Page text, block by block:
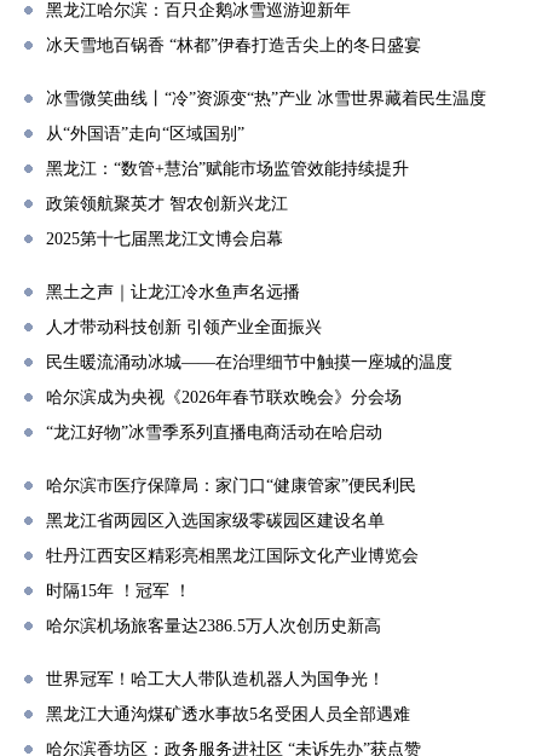
黑龙江哈尔滨：百只企鹅冰雪巡游迎新年
冰天雪地百锅香 “林都”伊春打造舌尖上的冬日盛宴
冰雪微笑曲线丨“冷”资源变“热”产业 冰雪世界藏着民生温度
从“外国语”走向“区域国别”
黑龙江：“数管+慧治”赋能市场监管效能持续提升
政策领航聚英才 智农创新兴龙江
2025第十七届黑龙江文博会启幕
黑土之声｜让龙江冷水鱼声名远播
人才带动科技创新 引领产业全面振兴
民生暖流涌动冰城——在治理细节中触摸一座城的温度
哈尔滨成为央视《2026年春节联欢晚会》分会场
“龙江好物”冰雪季系列直播电商活动在哈启动
哈尔滨市医疗保障局：家门口“健康管家”便民利民
黑龙江省两园区入选国家级零碳园区建设名单
牡丹江西安区精彩亮相黑龙江国际文化产业博览会
时隔15年 ！冠军 ！
哈尔滨机场旅客量达2386.5万人次创历史新高
世界冠军！哈工大人带队造机器人为国争光！
黑龙江大通沟煤矿透水事故5名受困人员全部遇难
哈尔滨香坊区：政务服务进社区 “未诉先办”获点赞